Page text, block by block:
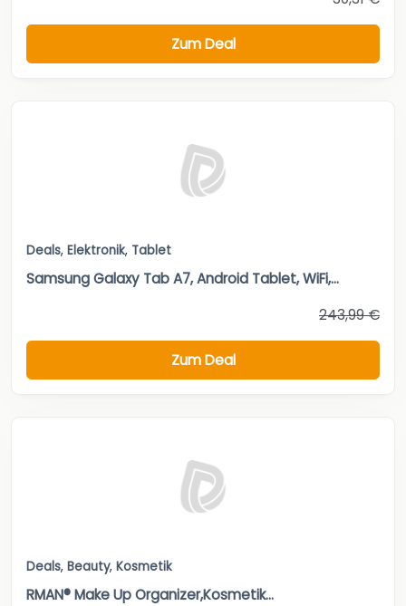
Zum Deal
Deals, Elektronik, Tablet
Samsung Galaxy Tab A7, Android Tablet, WiFi,...
243,99 €
Zum Deal
Deals, Beauty, Kosmetik
RMAN® Make Up Organizer,Kosmetik...